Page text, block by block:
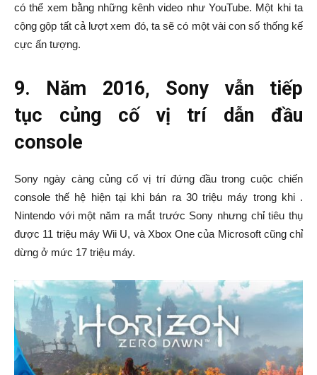
có thể xem bằng những kênh video như YouTube. Một khi ta
cộng gộp tất cả lượt xem đó, ta sẽ có một vài con số thống kế
cực ấn tượng.
9. Năm 2016, Sony vẫn tiếp
tục củng cố vị trí dẫn đầu
console
Sony ngày càng củng cố vị trí đứng đầu trong cuộc chiến
console thế hệ hiện tại khi bán ra 30 triệu máy trong khi .
Nintendo với một năm ra mắt trước Sony nhưng chỉ tiêu thụ
được 11 triệu máy Wii U, và Xbox One của Microsoft cũng chỉ
dừng ở mức 17 triệu máy.